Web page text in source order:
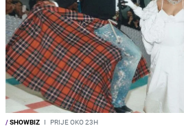
/SHOWBIZ I PRIJE OKO 23H